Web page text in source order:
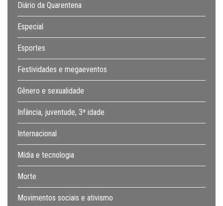
Diário da Quarentena
Especial
Esportes
Festividades e megaeventos
Gênero e sexualidade
Infância, juventude, 3ª idade
Internacional
Mídia e tecnologia
Morte
Movimentos sociais e ativismo